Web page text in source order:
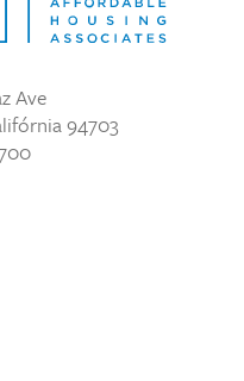
Ave
94703